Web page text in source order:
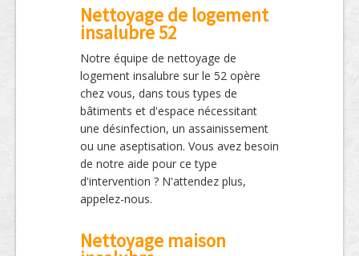
Nettoyage de logement
insalubre 52
Notre équipe de nettoyage de
logement insalubre sur le 52 opère
chez vous, dans tous types de
bâtiments et d'espace nécessitant
une désinfection, un assainissement
ou une aseptisation. Vous avez besoin
de notre aide pour ce type
d'intervention ? N'attendez plus,
appelez-nous.
Nettoyage maison